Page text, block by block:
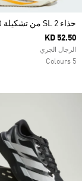
حذاء SL 2 من تشكيلة ADIZERO
KD 52.50
الرجال الجري
5 Colours